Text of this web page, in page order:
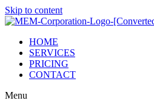
Skip to content
HOME
SERVICES
PRICING
CONTACT
Menu